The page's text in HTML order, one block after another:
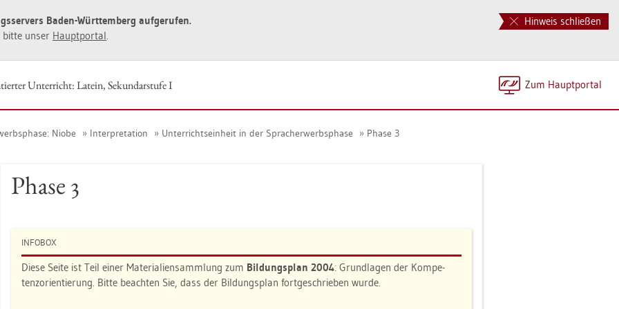
Hinweis schließen
Baden-Würt­tem­berg auf­ge­ru­fen.
bitte unser Haupt­por­tal.
Zum Haupt­por­tal
Un­ter­richt: La­tein, Se­kun­dar­stu­fe I
Niobe In­ter­pre­ta­ti­on Un­ter­richts­ein­heit in der Sprach­er­werbs­pha­se Phase 3
Phase 3
IN­FO­BOX
Diese Seite ist Teil einer Ma­te­ria­li­en­samm­lung zum Bil­dungs­plan 2004: Grund­la­gen der Kom­pe­
tenz­ori­en­tie­rung. Bitte be­ach­ten Sie, dass der Bil­dungs­plan fort­ge­schrie­ben wurde.